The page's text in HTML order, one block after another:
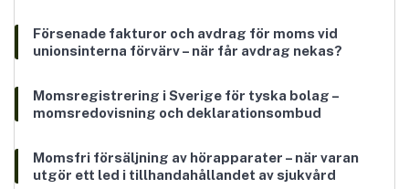
Försenade fakturor och avdrag för moms vid
unionsinterna förvärv – när får avdrag nekas?
Momsregistrering i Sverige för tyska bolag –
momsredovisning och deklarationsombud
Momsfri försäljning av hörapparater – när varan
utgör ett led i tillhandahållandet av sjukvård